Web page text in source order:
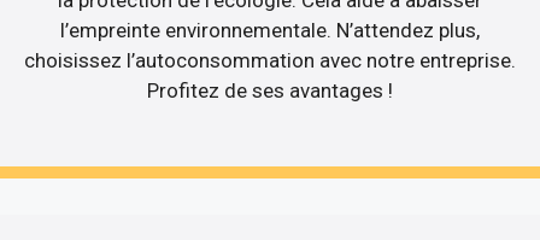
l’empreinte environnementale. N’attendez plus,
choisissez l’autoconsommation avec notre entreprise.
Profitez de ses avantages !